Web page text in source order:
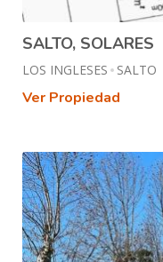
SALTO, SOLARES
LOS INGLESES SALTO
Ver Propiedad